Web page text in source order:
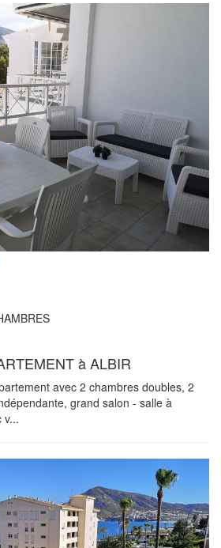
à ALBIR
avec 2 chambres doubles, 2
grand salon - salle à
v...